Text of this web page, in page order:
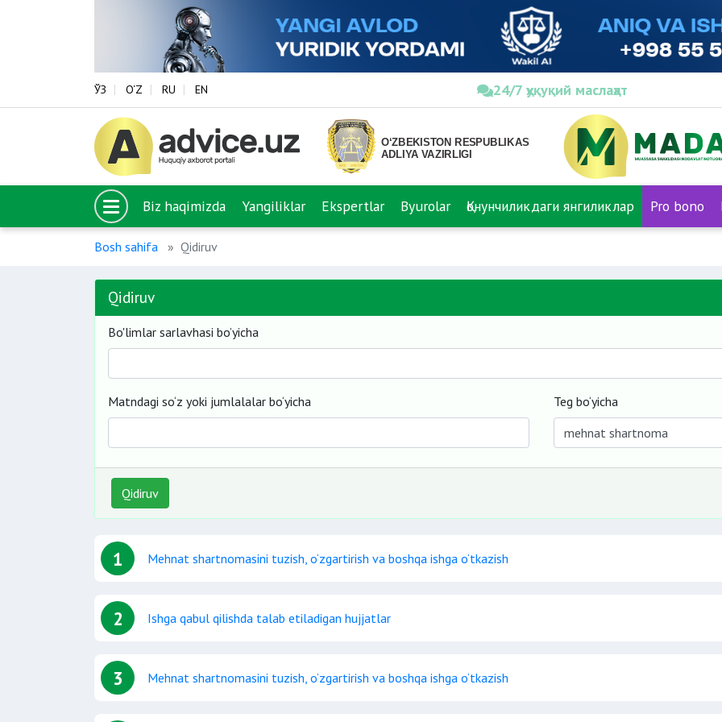
ЎЗ O‘Z RU EN 24/7 ҳуқуқий маслаҳат
Biz haqimizda Yangiliklar Ekspertlar Byurolar Қонунчиликдаги янгиликлар Pro bono
Bosh sahifa Qidiruv
Qidiruv
Bo'limlar sarlavhasi bo’yicha
Matndagi so‘z yoki jumlalalar bo‘yicha Teg bo‘yicha
Qidiruv
1 Mehnat shartnomasini tuzish, o‘zgartirish va boshqa ishga o‘tkazish
2 Ishga qabul qilishda talab etiladigan hujjatlar
3 Mehnat shartnomasini tuzish, o‘zgartirish va boshqa ishga o‘tkazish